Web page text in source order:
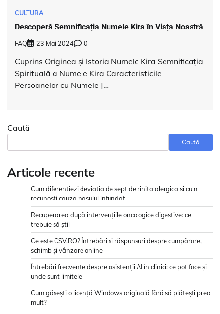
CULTURA
Descoperă Semnificația Numele Kira în Viața Noastră
FAQ 23 Mai 2024 0
Cuprins Originea și Istoria Numele Kira Semnificația
Spirituală a Numele Kira Caracteristicile
Persoanelor cu Numele […]
Caută
Caută
Articole recente
Cum diferentiezi deviatia de sept de rinita alergica si cum
recunosti cauza nasului infundat
Recuperarea după intervențiile oncologice digestive: ce
trebuie să știi
Ce este CSV.RO? Întrebări și răspunsuri despre cumpărare,
schimb și vânzare online
Întrebări frecvente despre asistenții AI în clinici: ce pot face și
unde sunt limitele
Cum găsești o licență Windows originală fără să plătești prea
mult?